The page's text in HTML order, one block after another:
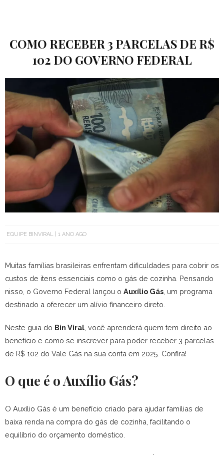
COMO RECEBER 3 PARCELAS DE R$
102 DO GOVERNO FEDERAL
EQUIPE BINVIRAL 1 ANO AGO
Muitas famílias brasileiras enfrentam dificuldades para cobrir os
custos de itens essenciais como o gás de cozinha. Pensando
nisso, o Governo Federal lançou o Auxílio Gás , um programa
destinado a oferecer um alívio financeiro direto.
Neste guia do Bin Viral , você aprenderá quem tem direito ao
benefício e como se inscrever para poder receber 3 parcelas
de R$ 102 do Vale Gás na sua conta em 2025. Confira!
O que é o Auxílio Gás?
O Auxílio Gás é um benefício criado para ajudar famílias de
baixa renda na compra do gás de cozinha, facilitando o
equilíbrio do orçamento doméstico.